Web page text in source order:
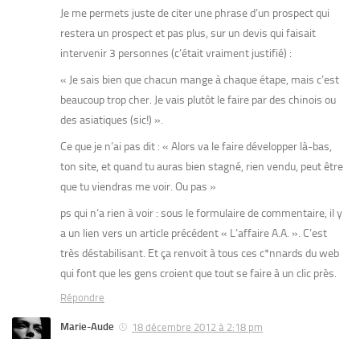
Je me permets juste de citer une phrase d’un prospect qui
restera un prospect et pas plus, sur un devis qui faisait
intervenir 3 personnes (c’était vraiment justifié) :
« Je sais bien que chacun mange à chaque étape, mais c’est
beaucoup trop cher. Je vais plutôt le faire par des chinois ou
des asiatiques (sic!) ».
Ce que je n’ai pas dit : « Alors va le faire développer là-bas,
ton site, et quand tu auras bien stagné, rien vendu, peut être
que tu viendras me voir. Ou pas »
ps qui n’a rien à voir : sous le formulaire de commentaire, il y
a un lien vers un article précédent « L’affaire A.A. ». C’est
très déstabilisant. Et ça renvoit à tous ces c*nnards du web
qui font que les gens croient que tout se faire à un clic près.
Répondre
Marie-Aude 18 décembre 2012 à 2:18 pm